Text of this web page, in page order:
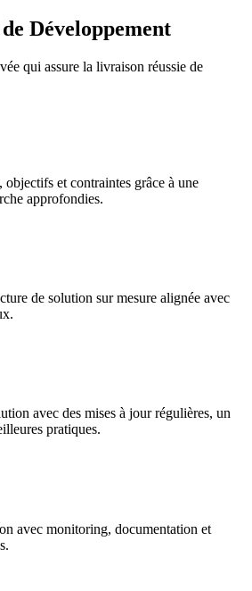
Développement
qui assure la livraison réussie de
et contraintes grâce à une
approfondies.
de solution sur mesure alignée avec
avec des mises à jour régulières, un
pratiques.
avec monitoring, documentation et